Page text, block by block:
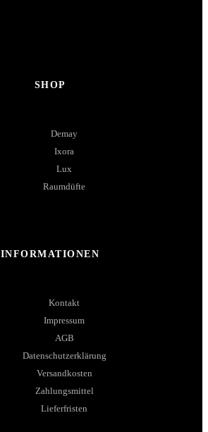
SHOP
Demay
Ixora
Lux
Raumdüfte
INFORMATIONEN
Kontakt
Impressum
AGB
Datenschutzerklärung
Versandkosten
Zahlungsmittel
Lieferfristen